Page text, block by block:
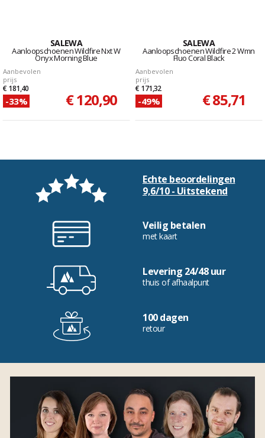
SALEWA
Aanloopschoenen Wildfire Nxt W
Onyx Morning Blue
Aanbevolen
prijs
€ 181,40
-33% € 120,90
SALEWA
Aanloopschoenen Wildfire 2 Wmn
Fluo Coral Black
Aanbevolen
prijs
€ 171,32
-49% € 85,71
Echte beoordelingen
9,6/10 - Uitstekend
Veilig betalen
met kaart
Levering 24/48 uur
thuis of afhaalpunt
100 dagen
retour